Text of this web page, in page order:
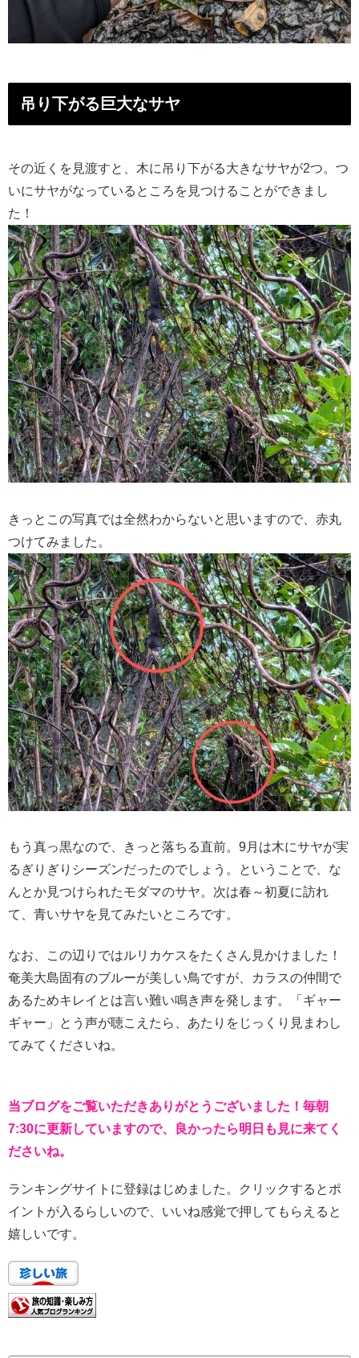
吊り下がる巨大なサヤ
その近くを見渡すと、木に吊り下がる大きなサヤが2つ。つ
いにサヤがなっているところを見つけることができまし
た！
きっとこの写真では全然わからないと思いますので、赤丸
つけてみました。
もう真っ黒なので、きっと落ちる直前。9月は木にサヤが実
るぎりぎりシーズンだったのでしょう。ということで、な
んとか見つけられたモダマのサヤ。次は春～初夏に訪れ
て、青いサヤを見てみたいところです。
なお、この辺りではルリカケスをたくさん見かけました！
奄美大島固有のブルーが美しい鳥ですが、カラスの仲間で
あるためキレイとは言い難い鳴き声を発します。「ギャー
ギャー」とう声が聴こえたら、あたりをじっくり見まわし
てみてくださいね。
当ブログをご覧いただきありがとうございました！毎朝
7:30に更新していますので、良かったら明日も見に来てく
ださいね。
ランキングサイトに登録はじめました。クリックするとポ
イントが入るらしいので、いいね感覚で押してもらえると
嬉しいです。